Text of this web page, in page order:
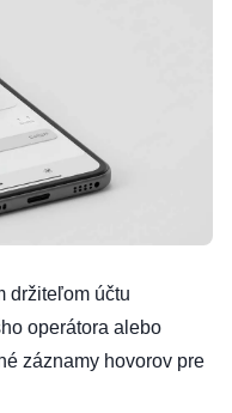
držiteľom účtu
operátora alebo
záznamy hovorov pre